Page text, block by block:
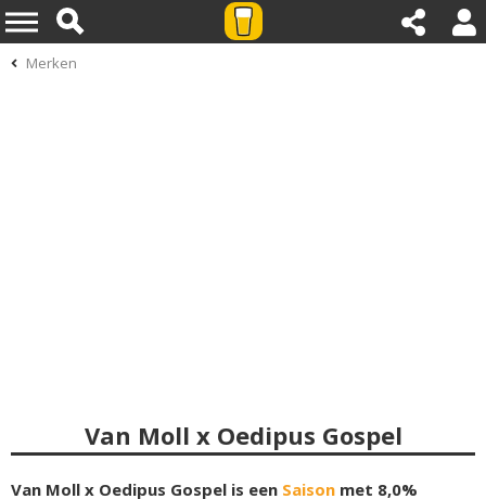
Merken
Van Moll x Oedipus Gospel
Van Moll x Oedipus Gospel is een Saison met 8,0%